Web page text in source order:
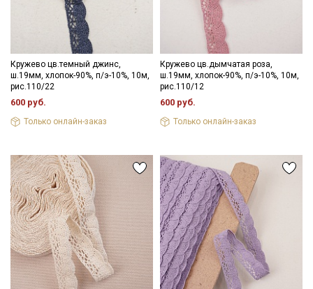
Кружево цв.темный джинс,
ш.19мм, хлопок-90%, п/э-10%, 10м,
рис.110/22
600 руб.
Только онлайн-заказ
Кружево цв.дымчатая роза,
ш.19мм, хлопок-90%, п/э-10%, 10м,
рис.110/12
600 руб.
Только онлайн-заказ
Секретная рассылка от Купава
Мы публикуем здесь дополнительные
промокоды и скидки до 30% на узкие
категории тканей
Подписаться
Ознакомлен(а) сПолитикой обработки персональных
данныхи даюСогласие на обработку персональных
данных